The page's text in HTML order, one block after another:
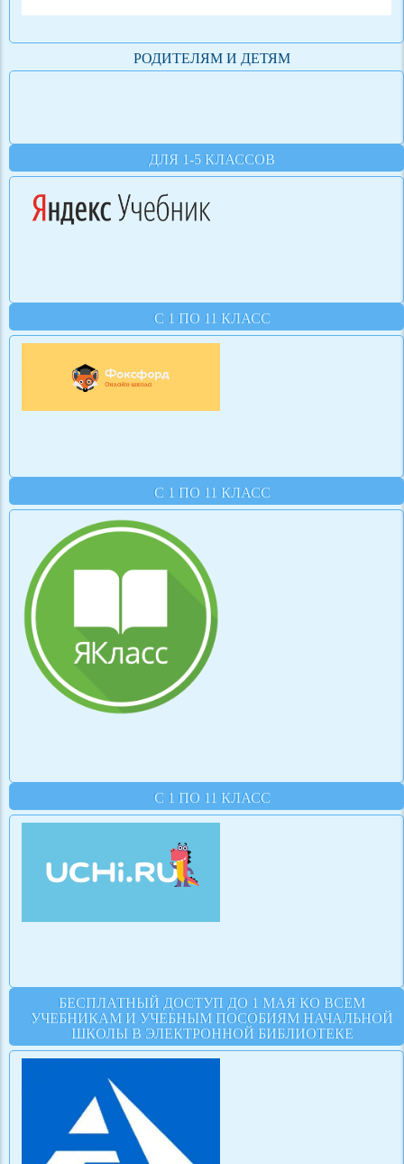
РОДИТЕЛЯМ И ДЕТЯМ
ДЛЯ 1-5 КЛАССОВ
С 1 ПО 11 КЛАСС
С 1 ПО 11 КЛАСС
С 1 ПО 11 КЛАСС
БЕСПЛАТНЫЙ ДОСТУП ДО 1 МАЯ КО ВСЕМ
УЧЕБНИКАМ И УЧЕБНЫМ ПОСОБИЯМ НАЧАЛЬНОЙ
ШКОЛЫ В ЭЛЕКТРОННОЙ БИБЛИОТЕКЕ